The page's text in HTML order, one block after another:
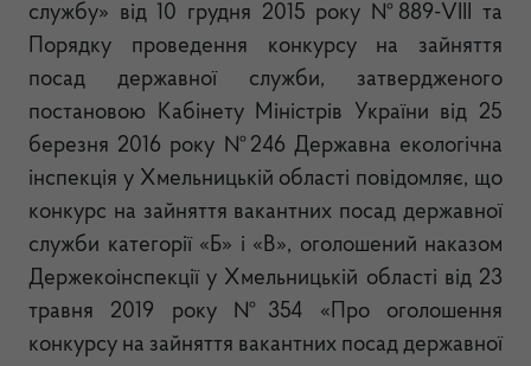
службу» від 10 грудня 2015 року №889-VIII та
Порядку проведення конкурсу на зайняття
посад державної служби, затвердженого
постановою Кабінету Міністрів України від 25
березня 2016 року №246 Державна екологічна
інспекція у Хмельницькій області повідомляє, що
конкурс на зайняття вакантних посад державної
служби категорії «Б» і «В», оголошений наказом
Держекоінспекції у Хмельницькій області від 23
травня 2019 року №354 «Про оголошення
конкурсу на зайняття вакантних посад державної